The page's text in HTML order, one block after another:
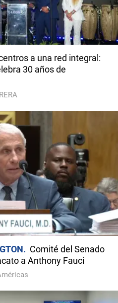
a una red integral:
30 años de
Comité del Senado
a Anthony Fauci